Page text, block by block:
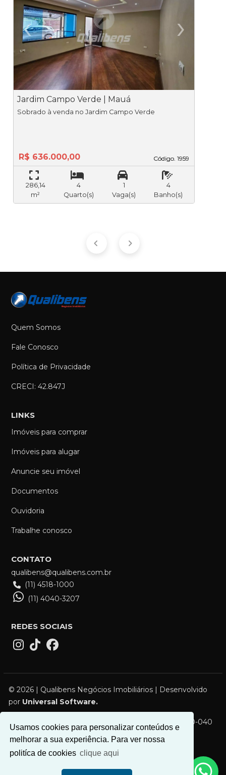
Usamos cookies para personalizar conteúdos e
melhorar a sua experiência. Para ver nossa
politíca de cookies clique aqui
‹
Previous
›
Jardim Campo Verde | Mauá
Código. 1959
Código. 1959
Sobrado à venda no Jardim Campo Verde
R$ 636.000,00
286,14
m²
4
Quarto(s)
1
Vaga(s)
4
Banho(s)
Quem Somos
Fale Conosco
Política de Privacidade
CRECI: 42.847J
LINKS
Imóveis para comprar
Imóveis para alugar
Anuncie seu imóvel
Documentos
Ouvidoria
Trabalhe conosco
CONTATO
qualibens@qualibens.com.br
(11) 4518-1000
(11) 4040-3207
REDES SOCIAIS
© 2026 | Qualibens Negócios Imobiliários | Desenvolvido
por Universal Software.
R. Campos Sales, 119 - Vila Bocaina, Mauá - SP, 09310-040